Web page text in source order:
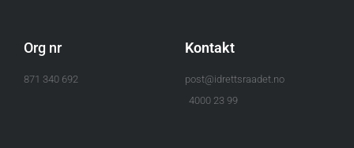
Org nr
871 340 692
Kontakt
post@idrettsraadet.no
4000 23 99